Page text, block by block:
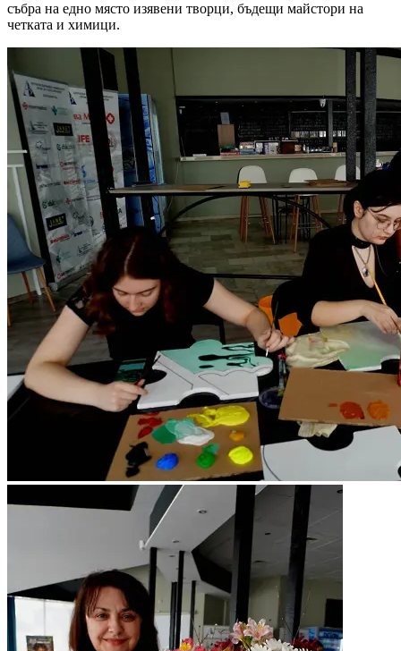
събра на едно място изявени творци, бъдещи майстори на
четката и химици.